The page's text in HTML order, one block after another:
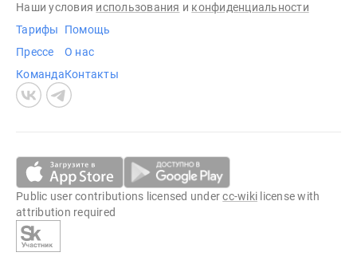
Наши условия использования и конфиденциальности
Тарифы
Прессе
Команда
Помощь
О нас
Контакты
Public user contributions licensed undercc-wiki license with
attribution required